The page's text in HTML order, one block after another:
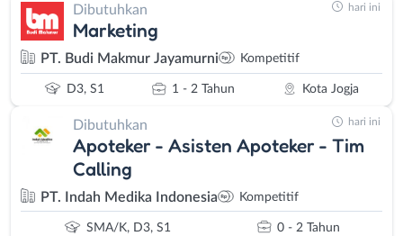
Dibutuhkan
Marketing
PT. Budi Makmur Jayamurni Kompetitif
D3, S1 1 - 2 Tahun Kota Jogja
hari ini
Dibutuhkan
Apoteker - Asisten Apoteker - Tim
Calling
PT. Indah Medika Indonesia Kompetitif
SMA/K, D3, S1
0 - 2 Tahun
hari ini